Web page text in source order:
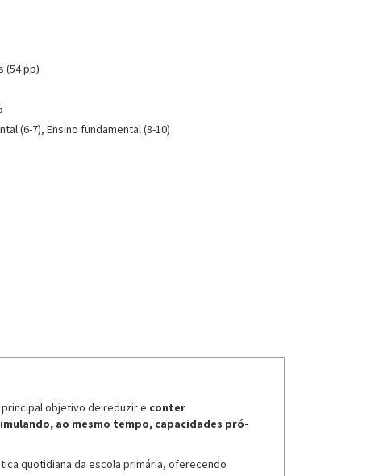
(54 pp)
(6-7), Ensino fundamental (8-10)
objetivo de reduzir e conter
ao mesmo tempo, capacidades pró-
quotidiana da escola primária, oferecendo